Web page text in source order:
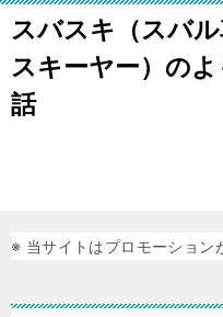
スバスキ（スバル
スキーヤー）のよ
話
※ 当サイトはプロモーション